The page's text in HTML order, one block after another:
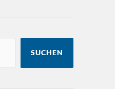
SUCHEN